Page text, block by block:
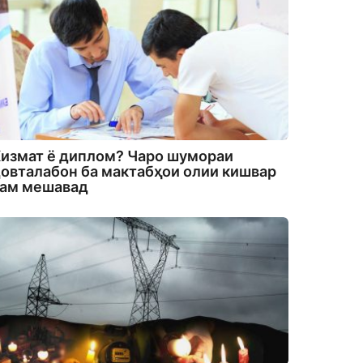
ё диплом? Чаро шумораи
ба мактабҳои олии кишвар
мешавад